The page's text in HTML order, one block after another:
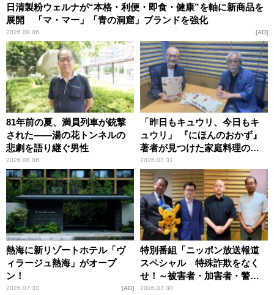
日清製粉ウェルナが“本格・利便・即食・健康”を軸に新商品を
展開 「マ・マー」「青の洞窟」ブランドを強化
2026.08.06 AD
81年前の夏、満員列車が銃撃
された――湯の花トンネルの
悲劇を語り継ぐ男性
2026.08.06
「昨日もキュウリ、今日もキ
ュウリ」 『にほんのおかず』
著者が見つけた家庭料理の知
恵
2026.07.31
熱海に新リゾートホテル「ヴ
ィラージュ熱海」がオープ
ン！
2026.07.30 AD
特別番組「ニッポン放送報道
スペシャル 特殊詐欺をなく
せ！～被害者・加害者・警視
庁が語るトクリュウの実態
2026.07.30